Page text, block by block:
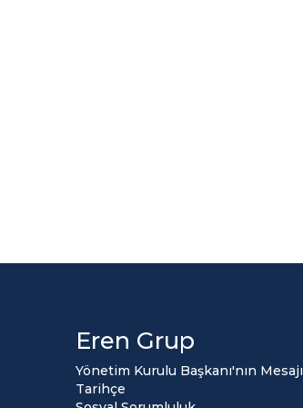
Eren Grup
Yönetim Kurulu Başkanı'nın Mesajı
Tarihçe